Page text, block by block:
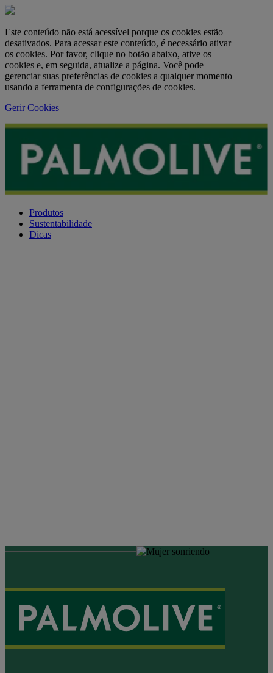
Este conteúdo não está acessível porque os cookies estão
desativados. Para acessar este conteúdo, é necessário ativar
os cookies. Por favor, clique no botão abaixo, ative os
cookies e, em seguida, atualize a página. Você pode
gerenciar suas preferências de cookies a qualquer momento
usando a ferramenta de configurações de cookies.
Gerir Cookies
Produtos
Sustentabilidade
Dicas